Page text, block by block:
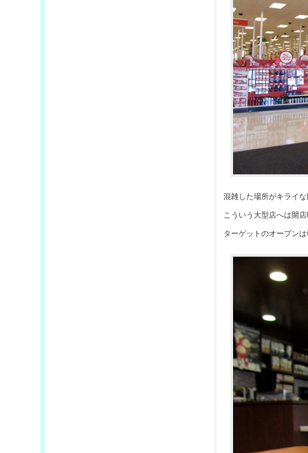
混雑した場所がキライ
こういう大型店へは開
ターゲットのオープン